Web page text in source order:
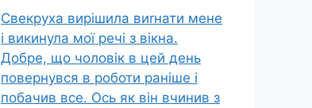
Свекруха вирішила виrнати мене
і викинула мої речі з вікна.
Добре, що чоловік в цей день
повернувся в роботи раніше і
побачив все. Ось як він вчинив з